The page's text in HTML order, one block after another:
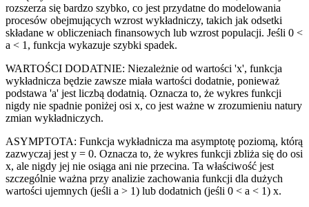
rozszerza się bardzo szybko, co jest przydatne do modelowania
procesów obejmujących wzrost wykładniczy, takich jak odsetki
składane w obliczeniach finansowych lub wzrost populacji. Jeśli 0 <
a < 1, funkcja wykazuje szybki spadek.
WARTOŚCI DODATNIE: Niezależnie od wartości 'x', funkcja
wykładnicza będzie zawsze miała wartości dodatnie, ponieważ
podstawa 'a' jest liczbą dodatnią. Oznacza to, że wykres funkcji
nigdy nie spadnie poniżej osi x, co jest ważne w zrozumieniu natury
zmian wykładniczych.
ASYMPTOTA: Funkcja wykładnicza ma asymptotę poziomą, którą
zazwyczaj jest y = 0. Oznacza to, że wykres funkcji zbliża się do osi
x, ale nigdy jej nie osiąga ani nie przecina. Ta właściwość jest
szczególnie ważna przy analizie zachowania funkcji dla dużych
wartości ujemnych (jeśli a > 1) lub dodatnich (jeśli 0 < a < 1) x.